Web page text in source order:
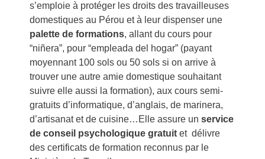
s’emploie à protéger les droits des travailleuses
domestiques au Pérou et à leur dispenser une
palette de formations, allant du cours pour
“niñera”, pour “empleada del hogar” (payant
moyennant 100 sols ou 50 sols si on arrive à
trouver une autre amie domestique souhaitant
suivre elle aussi la formation), aux cours semi-
gratuits d’informatique, d’anglais, de marinera,
d’artisanat et de cuisine…Elle assure unservice
de conseil psychologique gratuit et délivre
des certificats de formation reconnus par le